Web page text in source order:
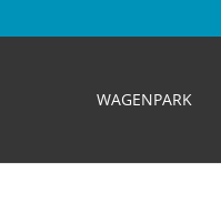
WAGENPARK